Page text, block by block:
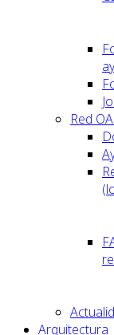
Red
Arquitectura